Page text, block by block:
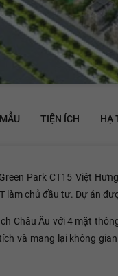
TIỆN ÍCH HẠ
Park CT15 Việt
làm chủ đầu tư. Dự án
Châu Âu với 4 mặt
và mang lại không